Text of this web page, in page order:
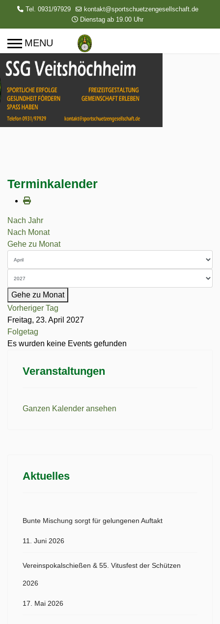
Tel. 0931/97929
kontakt@sportschuetzengesellschaft.de
Dienstag ab 19.00 Uhr
Terminkalender
Nach Jahr
Nach Monat
Gehe zu Monat
Gehe zu Monat
Vorheriger Tag
Freitag, 23. April 2027
Folgetag
Es wurden keine Events gefunden
Veranstaltungen
Ganzen Kalender ansehen
Aktuelles
Bunte Mischung sorgt für gelungenen Auftakt
11. Juni 2026
Vereinspokalschießen & 55. Vitusfest der Schützen
2026
17. Mai 2026